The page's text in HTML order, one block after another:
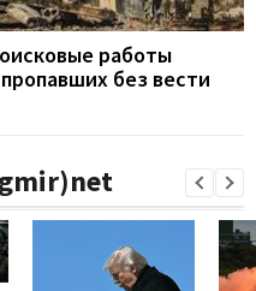
работы
без вести